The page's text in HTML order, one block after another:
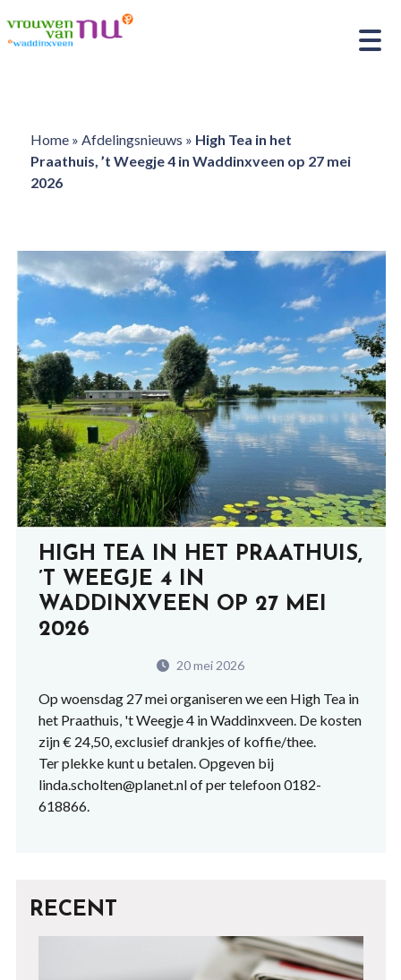
Home» Afdelingsnieuws » High Tea in het
Praathuis, ’t Weegje 4 in Waddinxveen op 27 mei
2026
HIGH TEA IN HET PRAATHUIS,
’T WEEGJE 4 IN
WADDINXVEEN OP 27 MEI
2026
20 mei 2026
Op woensdag 27 mei organiseren we een High Tea in
het Praathuis, 't Weegje 4 in Waddinxveen. De kosten
zijn € 24,50, exclusief drankjes of koffie/thee.
Ter plekke kunt u betalen. Opgeven bij
linda.scholten@planet.nl of per telefoon 0182-
618866.
RECENT